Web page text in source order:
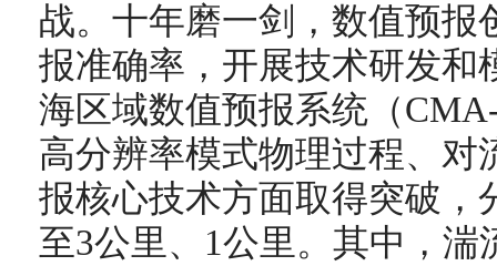
战。十年磨一剑，数值预报
报准确率，开展技术研发和
海区域数值预报系统（
高分辨率模式物理过程、对
报核心技术方面取得突破，
至3公里、1公里。其中，